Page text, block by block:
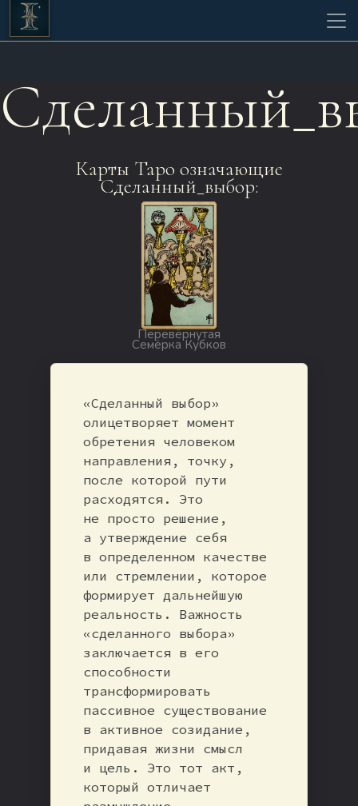
Карты Таро означающие
Сделанный_выбор:
Перевёрнутая
Семёрка Кубков
«Сделанный выбор»
олицетворяет момент
обретения человеком
направления, точку,
после которой пути
расходятся. Это
не просто решение,
а утверждение себя
в определенном качестве
или стремлении, которое
формирует дальнейшую
реальность. Важность
«сделанного выбора»
заключается в его
способности
трансформировать
пассивное существование
в активное созидание,
придавая жизни смысл
и цель. Это тот акт,
который отличает